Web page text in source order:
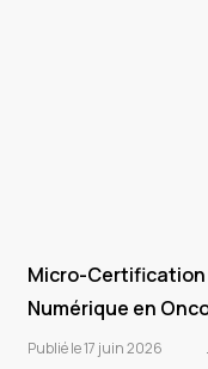
Micro-Certification
Numérique en
Publié le 17 juin 2026